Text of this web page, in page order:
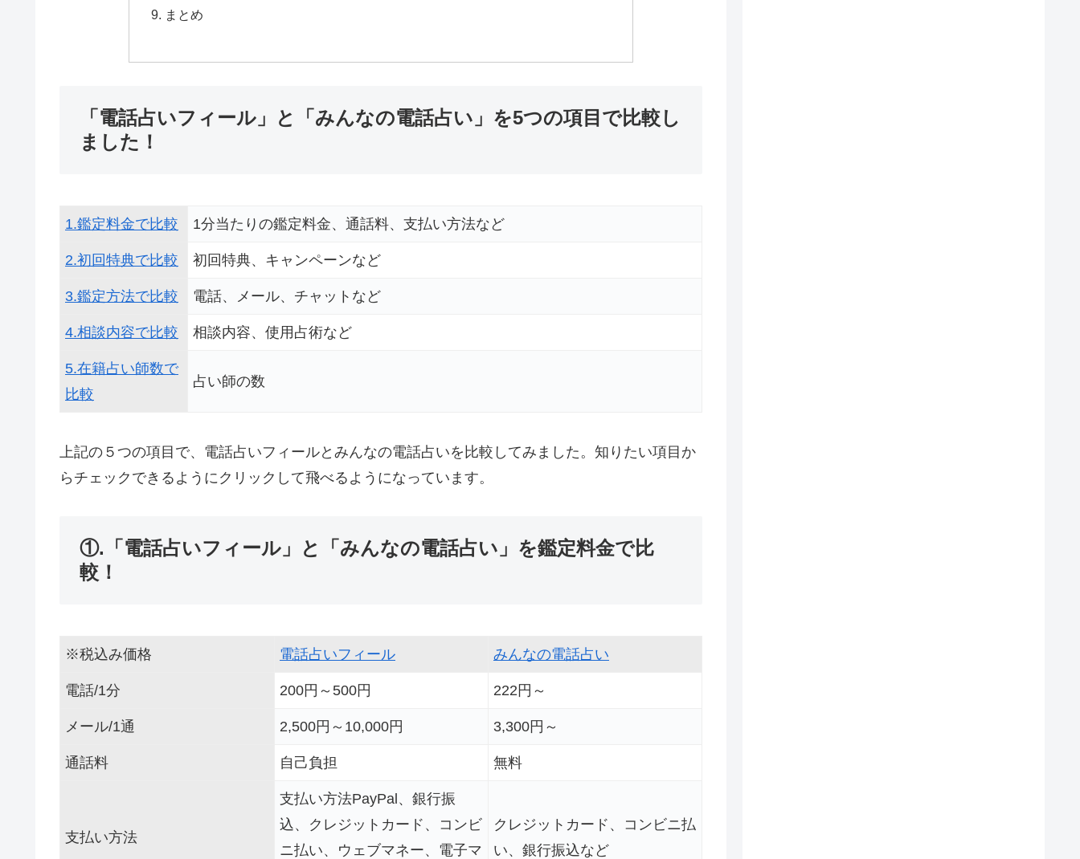
まとめ
「電話占いフィール」と「みんなの電話占い」を5つの項目で比較し
ました！
1.鑑定料金で比較 1分当たりの鑑定料金、通話料、支払い方法など
2.初回特典で比較 初回特典、キャンペーンなど
3.鑑定方法で比較 電話、メール、チャットなど
4.相談内容で比較 相談内容、使用占術など
5.在籍占い師数で
比較
占い師の数
上記の５つの項目で、電話占いフィールとみんなの電話占いを比較してみました。知りたい項目か
らチェックできるようにクリックして飛べるようになっています。
①.「電話占いフィール」と「みんなの電話占い」を鑑定料金で比
較！
※税込み価格 電話占いフィール みんなの電話占い
電話/1分 200円～500円 222円～
メール/1通 2,500円～10,000円 3,300円～
通話料 自己負担 無料
支払い方法
支払い方法PayPal、銀行振
込、クレジットカード、コンビ
ニ払い、ウェブマネー、電子マ
クレジットカード、コンビニ払
い、銀行振込など